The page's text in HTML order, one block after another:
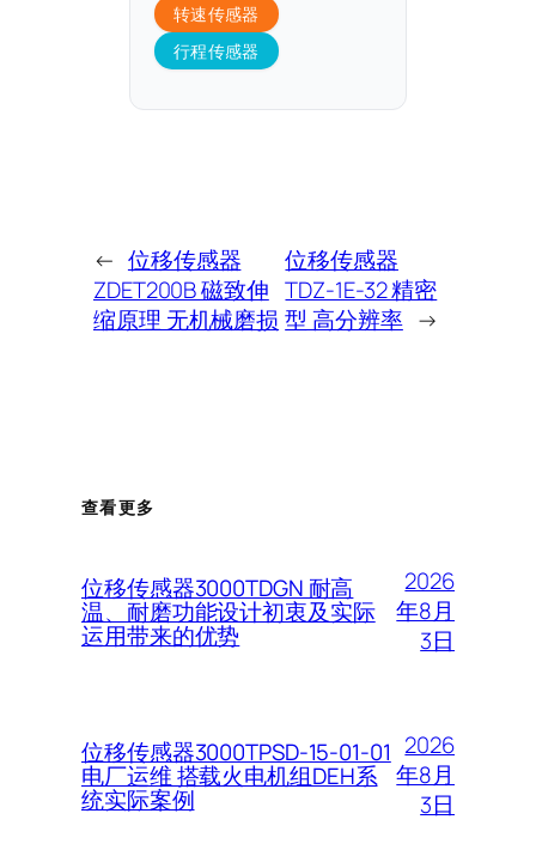
转速传感器
行程传感器
← 位移传感器
ZDET200B 磁致伸
缩原理 无机械磨损
位移传感器
TDZ-1E-32 精密
型 高分辨率 →
查看更多
位移传感器3000TDGN 耐高
温、耐磨功能设计初衷及实际
运用带来的优势
2026
年8月
3日
位移传感器3000TPSD-15-01-01
电厂运维 搭载火电机组DEH系
统实际案例
2026
年8月
3日